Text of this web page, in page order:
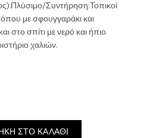
Συντήρηση:Τοπικοί
με σφουγγαράκι και
στο σπίτι με νερό και ήπιο
χαλιών.
ΣΤΟ ΚΑΛΆΘΙ